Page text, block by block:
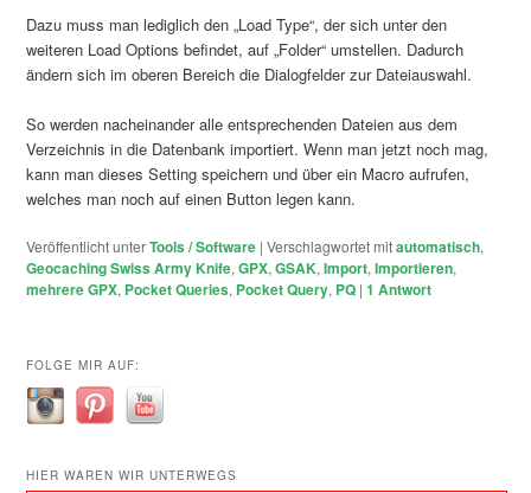
Dazu muss man lediglich den „Load Type“, der sich unter den
weiteren Load Options befindet, auf „Folder“ umstellen. Dadurch
ändern sich im oberen Bereich die Dialogfelder zur Dateiauswahl.
So werden nacheinander alle entsprechenden Dateien aus dem
Verzeichnis in die Datenbank importiert. Wenn man jetzt noch mag,
kann man dieses Setting speichern und über ein Macro aufrufen,
welches man noch auf einen Button legen kann.
Veröffentlicht unterTools / Software |Verschlagwortet mitautomatisch,
Geocaching Swiss Army Knife,GPX,GSAK,Import,Importieren,
mehrere GPX, Pocket Queries, Pocket Query, PQ |1 Antwort
FOLGE MIR AUF:
HIER WAREN WIR UNTERWEGS